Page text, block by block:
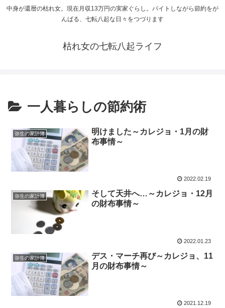
中身が還暦の枯れ女。現在月収13万円の実家ぐらし。バイトしながら節約をが
んばる、七転八起な日々をつづります
枯れ女の七転八起ライフ
一人暮らしの節約術
弥生の家計簿
明けました～カレジョ・1月の財
布事情～
2022.02.19
弥生の家計簿
そして天井へ…～カレジョ・12月
の財布事情～
2022.01.23
弥生の家計簿
デス・マーチ再び～カレジョ、11
月の財布事情～
2021.12.19